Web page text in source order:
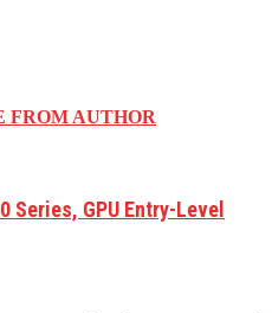
FROM AUTHOR
Series, GPU Entry-Level